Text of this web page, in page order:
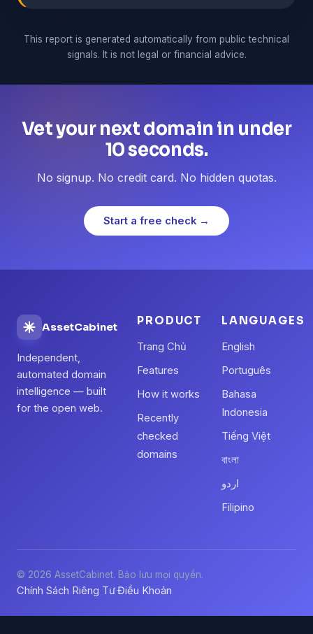
This report is generated automatically from public technical
signals. It is not legal or financial advice.
Vet your next domain in under
10 seconds.
No signup. No credit card. No hidden quotas.
Start a free check →
AssetCabinet
Independent,
automated domain
intelligence — built
for the open web.
PRODUCT
Trang Chủ
Features
How it works
Recently
checked
domains
LANGUAGES
English
Português
Bahasa
Indonesia
Tiếng Việt
বাংলা
اردو
Filipino
© 2026 AssetCabinet. Bảo lưu mọi quyền.
Chính Sách Riêng Tư·Điều Khoản